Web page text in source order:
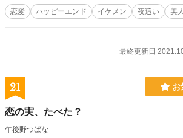
恋愛 ハッピーエンド イケメン 夜這い 美人
最終更新日
21 お
恋の実、たべた？
午後野つばな